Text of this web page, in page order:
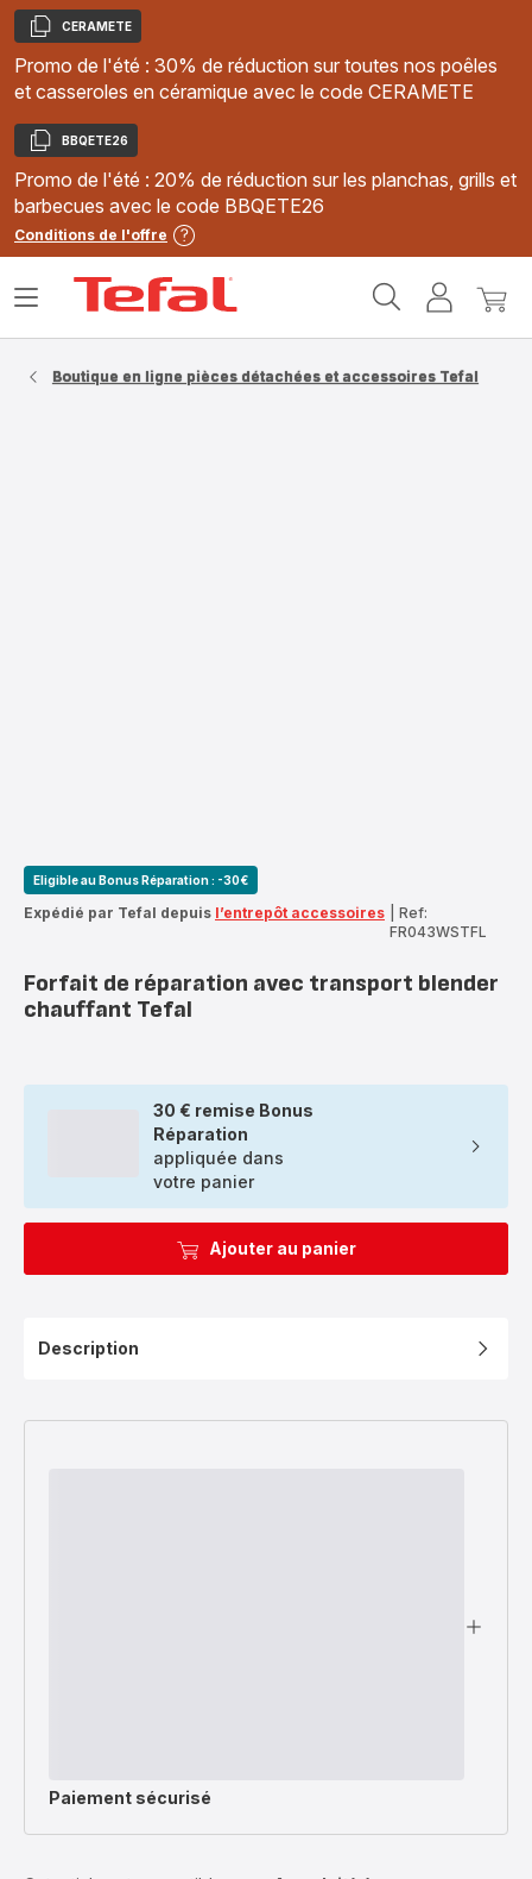
Copier
CERAMETE
Promo de l'été : 30% de réduction sur toutes nos poêles
et casseroles en céramique avec le code CERAMETE
Copier
BBQETE26
Promo de l'été : 20% de réduction sur les planchas, grills et
barbecues avec le code BBQETE26
Conditions de l'offre
MonMon
Ouvrir
Boutique en ligne pièces détachées et accessoires Tefal
Eligible au Bonus Réparation : -30€
Expédié par Tefal depuis l’entrepôt accessoires
Ref:
FR043WSTFL
Forfait de réparation avec transport blender
chauffant Tefal
30 € remise Bonus
Réparation
appliquée dans
votre panier
Ajouter au panier
Description
Paiement sécurisé